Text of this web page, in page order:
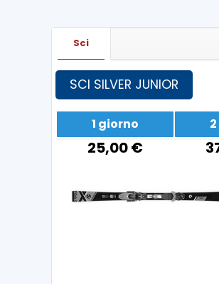
Sci
SCI SILVER JUNIOR
1 giorno
25,00 €